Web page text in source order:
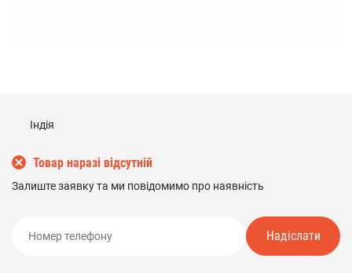
Індія
Товар наразі відсутній
Залиште заявку та ми повідомимо про наявність
Надіслати